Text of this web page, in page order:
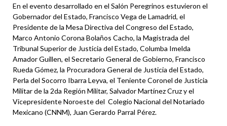
En el evento desarrollado en el Salón Peregrinos estuvieron el
Gobernador del Estado, Francisco Vega de Lamadrid, el
Presidente de la Mesa Directiva del Congreso del Estado,
Marco Antonio Corona Bolaños Cacho, la Magistrada del
Tribunal Superior de Justicia del Estado, Columba Imelda
Amador Guillen, el Secretario General de Gobierno, Francisco
Rueda Gómez, la Procuradora General de Justicia del Estado,
Perla del Socorro Ibarra Leyva, el Teniente Coronel de Justicia
Militar de la 2da Región Militar, Salvador Martínez Cruz y el
Vicepresidente Noroeste del Colegio Nacional del Notariado
Mexicano (CNNM), Juan Gerardo Parral Pérez.